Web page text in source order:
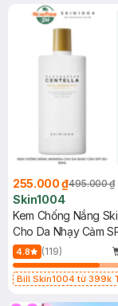
25ml (SL Có Hạn)
255.000 ₫495.000 ₫
Skin1004
Kem Chống Nắng
Cho Da Nhạy Cảm
50ml
4.8 (119)
Bill Skin1004 từ 399k